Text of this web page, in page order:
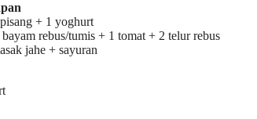
+ 1 yoghurt
rebus/tumis + 1 tomat + 2 telur rebus
jahe + sayuran